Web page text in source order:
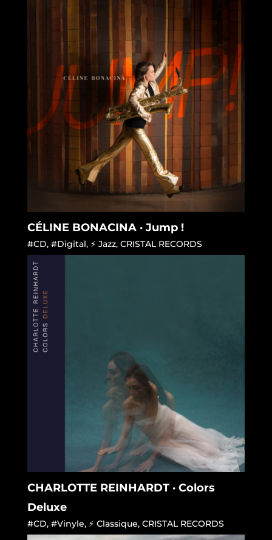
CÉLINE BONACINA · Jump !
#CD, #Digital, ⚡ Jazz, CRISTAL RECORDS
CHARLOTTE REINHARDT · Colors
Deluxe
#CD, #Vinyle, ⚡ Classique, CRISTAL RECORDS